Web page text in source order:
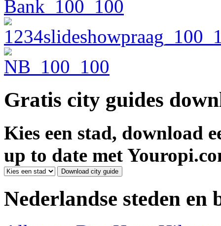
Gratis city guides
Kies een stad, download
up to date met
Nederlandse steden en